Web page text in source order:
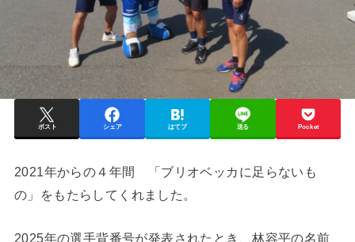
ポスト シェア はてブ 送る Pocket
2021年からの４年間 「ブリオベッカに足らないも
の」をもたらしてくれました。
2025年の選手背番号が発表されたとき、林容平の名前